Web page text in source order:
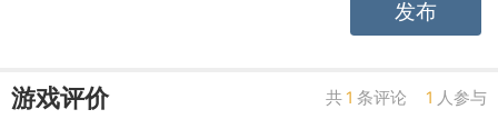
发布
游戏评价 共 1 条评论 1 人参与